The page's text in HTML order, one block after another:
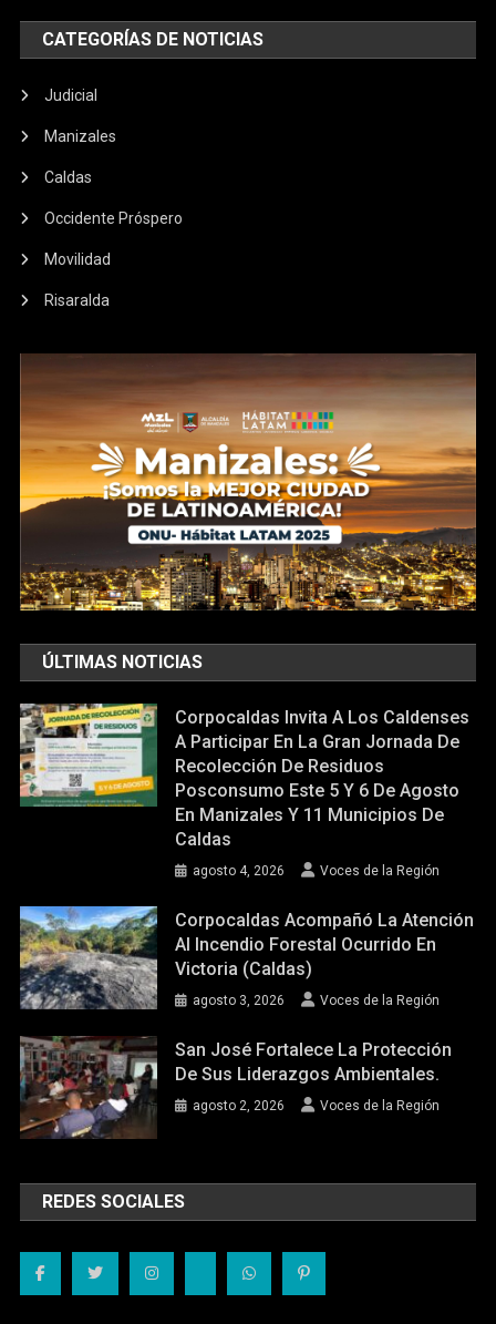
CATEGORÍAS DE NOTICIAS
Judicial
Manizales
Caldas
Occidente Próspero
Movilidad
Risaralda
ÚLTIMAS NOTICIAS
Corpocaldas Invita A Los Caldenses
A Participar En La Gran Jornada De
Recolección De Residuos
Posconsumo Este 5 Y 6 De Agosto
En Manizales Y 11 Municipios De
Caldas
agosto 4, 2026 Voces de la Región
Corpocaldas Acompañó La Atención
Al Incendio Forestal Ocurrido En
Victoria (Caldas)
agosto 3, 2026 Voces de la Región
San José Fortalece La Protección
De Sus Liderazgos Ambientales.
agosto 2, 2026 Voces de la Región
REDES SOCIALES